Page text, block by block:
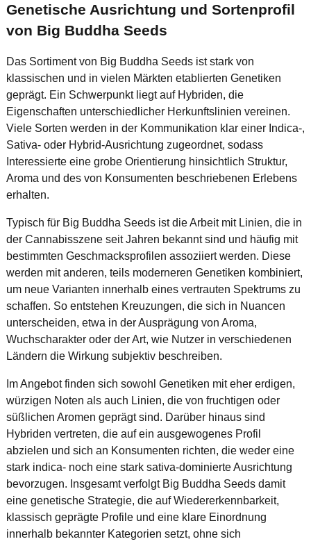
Genetische Ausrichtung und Sortenprofil
von Big Buddha Seeds
Das Sortiment von Big Buddha Seeds ist stark von
klassischen und in vielen Märkten etablierten Genetiken
geprägt. Ein Schwerpunkt liegt auf Hybriden, die
Eigenschaften unterschiedlicher Herkunftslinien vereinen.
Viele Sorten werden in der Kommunikation klar einer Indica-,
Sativa- oder Hybrid-Ausrichtung zugeordnet, sodass
Interessierte eine grobe Orientierung hinsichtlich Struktur,
Aroma und des von Konsumenten beschriebenen Erlebens
erhalten.
Typisch für Big Buddha Seeds ist die Arbeit mit Linien, die in
der Cannabisszene seit Jahren bekannt sind und häufig mit
bestimmten Geschmacksprofilen assoziiert werden. Diese
werden mit anderen, teils moderneren Genetiken kombiniert,
um neue Varianten innerhalb eines vertrauten Spektrums zu
schaffen. So entstehen Kreuzungen, die sich in Nuancen
unterscheiden, etwa in der Ausprägung von Aroma,
Wuchscharakter oder der Art, wie Nutzer in verschiedenen
Ländern die Wirkung subjektiv beschreiben.
Im Angebot finden sich sowohl Genetiken mit eher erdigen,
würzigen Noten als auch Linien, die von fruchtigen oder
süßlichen Aromen geprägt sind. Darüber hinaus sind
Hybriden vertreten, die auf ein ausgewogenes Profil
abzielen und sich an Konsumenten richten, die weder eine
stark indica- noch eine stark sativa-dominierte Ausrichtung
bevorzugen. Insgesamt verfolgt Big Buddha Seeds damit
eine genetische Strategie, die auf Wiedererkennbarkeit,
klassisch geprägte Profile und eine klare Einordnung
innerhalb bekannter Kategorien setzt, ohne sich